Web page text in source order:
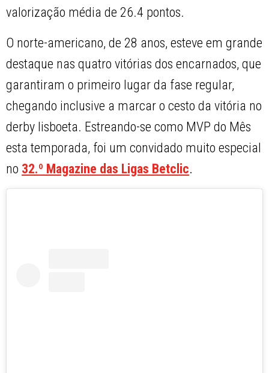
valorização média de 26.4 pontos.
O norte-americano, de 28 anos, esteve em grande
destaque nas quatro vitórias dos encarnados, que
garantiram o primeiro lugar da fase regular,
chegando inclusive a marcar o cesto da vitória no
derby lisboeta. Estreando-se como MVP do Mês
esta temporada, foi um convidado muito especial
no 32.º Magazine das Ligas Betclic.